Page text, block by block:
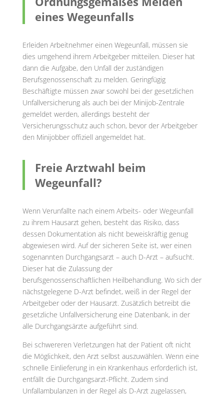
eines Wegeunfalls
Erleiden Arbeitnehmer einen Wegeunfall, müssen sie
dies umgehend ihrem Arbeitgeber mitteilen. Dieser hat
dann die Aufgabe, den Unfall der zuständigen
Berufsgenossenschaft zu melden. Geringfügig
Beschäftigte müssen zwar sowohl bei der gesetzlichen
Unfallversicherung als auch bei der Minijob-Zentrale
gemeldet werden, allerdings besteht der
Versicherungsschutz auch schon, bevor der Arbeitgeber
den Minijobber offiziell angemeldet hat.
Freie Arztwahl beim
Wegeunfall?
Wenn Verunfallte nach einem Arbeits- oder Wegeunfall
zu ihrem Hausarzt gehen, besteht das Risiko, dass
dessen Dokumentation als nicht beweiskräftig genug
abgewiesen wird. Auf der sicheren Seite ist, wer einen
sogenannten Durchgangsarzt – auch D-Arzt – aufsucht.
Dieser hat die Zulassung der
berufsgenossenschaftlichen Heilbehandlung. Wo sich der
nächstgelegene D-Arzt befindet, weiß in der Regel der
Arbeitgeber oder der Hausarzt. Zusätzlich betreibt die
gesetzliche Unfallversicherung eine Datenbank, in der
alle Durchgangsärzte aufgeführt sind.
Bei schwereren Verletzungen hat der Patient oft nicht
die Möglichkeit, den Arzt selbst auszuwählen. Wenn eine
schnelle Einlieferung in ein Krankenhaus erforderlich ist,
entfällt die Durchgangsarzt-Pflicht. Zudem sind
Unfallambulanzen in der Regel als D-Arzt zugelassen,